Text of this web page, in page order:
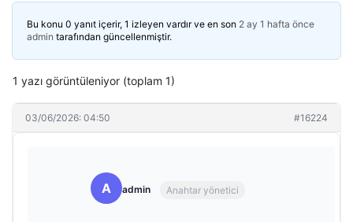
Bu konu 0 yanıt içerir, 1 izleyen vardır ve en son 2 ay 1 hafta önce
admin tarafından güncellenmiştir.
1 yazı görüntüleniyor (toplam 1)
03/06/2026: 04:50 #16224
A admin Anahtar yönetici